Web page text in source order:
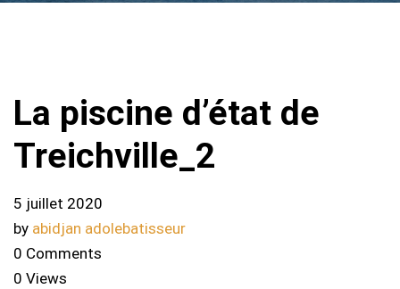
La piscine d’état de
Treichville_2
5 juillet 2020
by abidjan adolebatisseur
0 Comments
0 Views